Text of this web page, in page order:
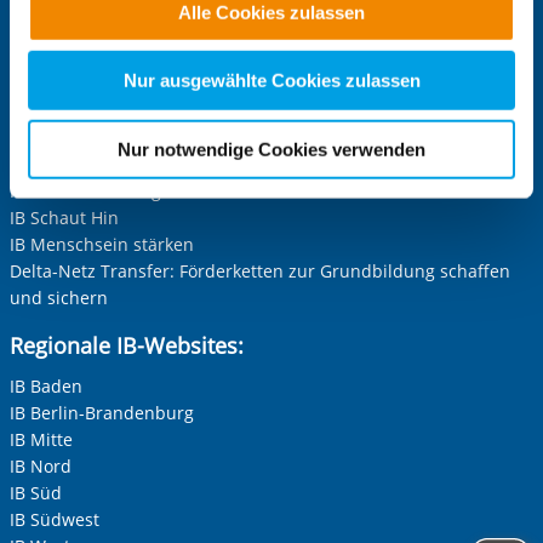
alle Cookie-Kategorien auswählen. Sie können mittels
nachfolgender Buttons über Ihre Einwilligung für diese
Zwecke entscheiden und Ihre erteilte Einwilligung stets
für die Zukunft widerrufen. Bitte beachten Sie: Ihre
Cookies, die erforderlich zur Bereitstellung der von Ihnen
aufgerufenen und somit gewünschten Website-
Funktionen sind. Diese Cookies setzen wir aufgrund
berechtigter Interessen und daher unabhängig von einer
Einwilligung.
Alle Cookies zulassen
Nur ausgewählte Cookies zulassen
Nur notwendige Cookies verwenden
Stiftung Schwarz-Rot-Bunt
Projekt-Websites:
Inklusion leben und erleben im IB
IB Grenzerfahrungen
IB Schaut Hin
IB Menschsein stärken
Delta-Netz Transfer: Förderketten zur Grundbildung schaffen
und sichern
Regionale IB-Websites:
IB Baden
IB Berlin-Brandenburg
IB Mitte
IB Nord
IB Süd
IB Südwest